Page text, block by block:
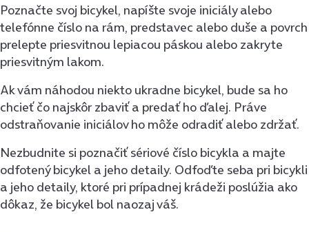
Poznačte svoj bicykel, napíšte svoje iniciály alebo
telefónne číslo na rám, predstavec alebo duše a povrch
prelepte priesvitnou lepiacou páskou alebo zakryte
priesvitným lakom.
Ak vám náhodou niekto ukradne bicykel, bude sa ho
chcieť čo najskôr zbaviť a predať ho ďalej. Práve
odstraňovanie iniciálov ho môže odradiť alebo zdržať.
Nezbudnite si poznačiť sériové číslo bicykla a majte
odfotený bicykel a jeho detaily. Odfoďte seba pri bicykli
a jeho detaily, ktoré pri prípadnej krádeži poslúžia ako
dôkaz, že bicykel bol naozaj váš.